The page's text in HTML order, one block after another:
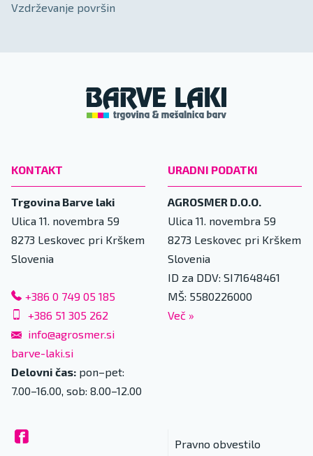
Vzdrževanje površin
KONTAKT
Trgovina Barve laki
Ulica 11. novembra 59
8273 Leskovec pri Krškem
Slovenia
+386 0 749 05 185
+386 51 305 262
info@agrosmer.si
barve-laki.si
Delovni čas: pon–pet:
7.00–16.00, sob: 8.00–12.00
URADNI PODATKI
AGROSMER D.O.O.
Ulica 11. novembra 59
8273 Leskovec pri Krškem
Slovenia
ID za DDV: SI71648461
MŠ: 5580226000
Več »
Pravno obvestilo